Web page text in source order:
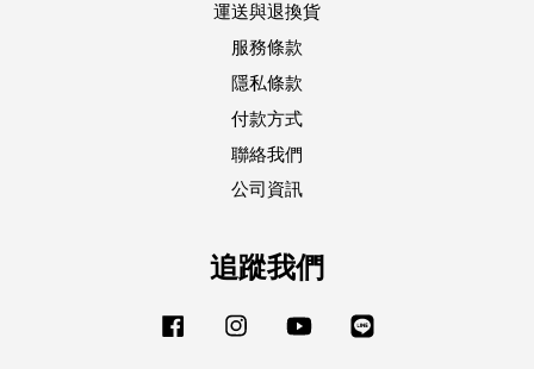
運送與退換貨
服務條款
隱私條款
付款方式
聯絡我們
公司資訊
追蹤我們
Facebook Instagram YouTube